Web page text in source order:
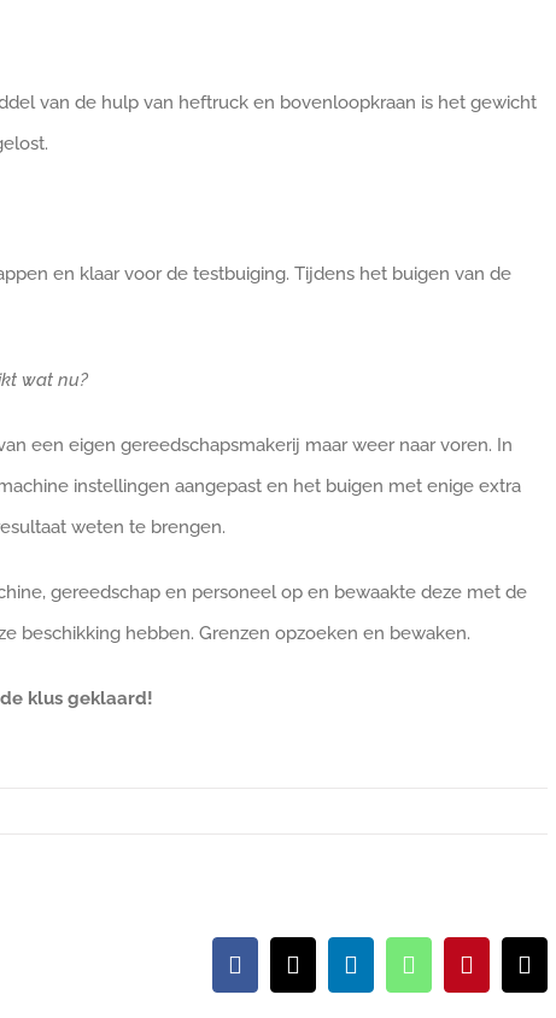
van de hulp van heftruck en bovenloopkraan is het gewicht
en klaar voor de testbuiging. Tijdens het buigen van de
wat nu?
een eigen gereedschapsmakerij maar weer naar voren. In
instellingen aangepast en het buigen met enige extra
weten te brengen.
gereedschap en personeel op en bewaakte deze met de
beschikking hebben. Grenzen opzoeken en bewaken.
klus geklaard!
Facebook
X LinkedInWhatsAppPinterest
E-
mail